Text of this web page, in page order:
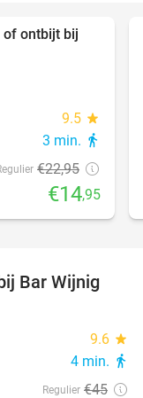
35%
of ontbijt bij
9.5 star
3 min. directions_walk
€22,95
€14,95
45%
Bar Wijnig
9.6 star
4 min. directions_walk
Regulier €45